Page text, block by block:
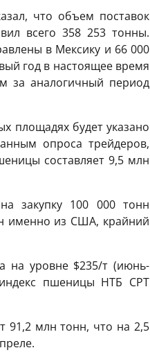
что объем поставок
всего 358 253 тонны.
в Мексику и 66 000
год в настоящее время
за аналогичный период
площадях будет указано
опроса трейдеров,
составляет 9,5 млн
закупку 100 000 тонн
именно из США, крайний
на уровне $235/т (июнь-
пшеницы НТБ CPT
91,2 млн тонн, что на 2,5